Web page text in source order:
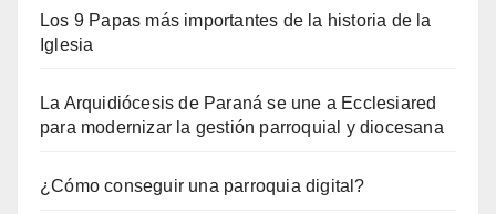
Los 9 Papas más importantes de la historia de la
Iglesia
La Arquidiócesis de Paraná se une a Ecclesiared
para modernizar la gestión parroquial y diocesana
¿Cómo conseguir una parroquia digital?